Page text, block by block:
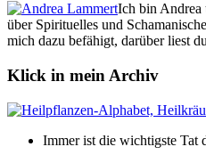
Ich bin Andrea
über Spirituelles und
mich dazu befähigt, darüber liest
Klick in mein Archiv
Immer ist die wichtigste Tat